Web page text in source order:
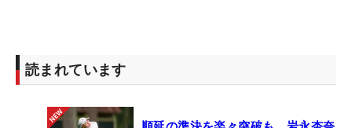
読まれています